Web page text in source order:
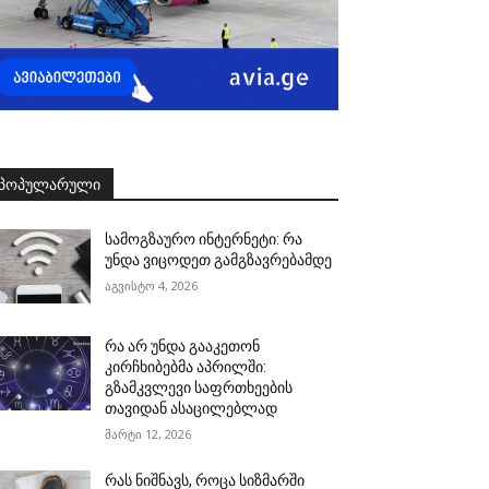
სამოგზაურო ინტერნეტი: რა
უნდა ვიცოდეთ გამგზავრებამდე
აგვისტო 4, 2026
რა არ უნდა გააკეთონ
კირჩხიბებმა აპრილში:
გზამკვლევი საფრთხეების
თავიდან ასაცილებლად
მარტი 12, 2026
რას ნიშნავს, როცა სიზმარში